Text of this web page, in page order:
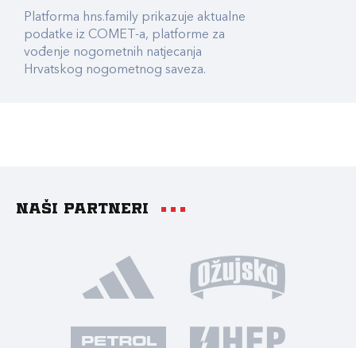
Platforma hns.family prikazuje aktualne
podatke iz COMET-a, platforme za
vođenje nogometnih natjecanja
Hrvatskog nogometnog saveza.
Naši partneri